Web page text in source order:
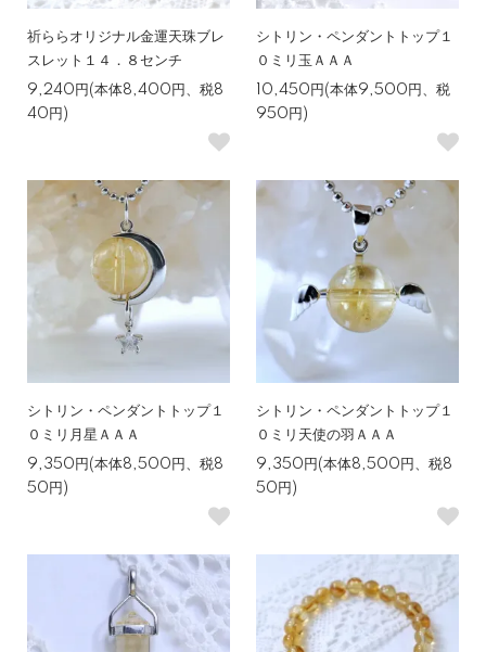
祈ららオリジナル金運天珠ブレ
スレット１４．８センチ
9,240円(本体8,400円、税8
40円)
シトリン・ペンダントトップ１
０ミリ玉ＡＡＡ
10,450円(本体9,500円、税
950円)
シトリン・ペンダントトップ１
０ミリ月星ＡＡＡ
9,350円(本体8,500円、税8
50円)
シトリン・ペンダントトップ１
０ミリ天使の羽ＡＡＡ
9,350円(本体8,500円、税8
50円)